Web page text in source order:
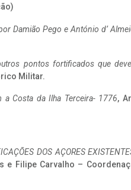
Damião Pego e António d’
pontos fortificados que
Militar.
a Costa da Ilha Terceira- 1776,
DOS AÇORES
e Filipe Carvalho –